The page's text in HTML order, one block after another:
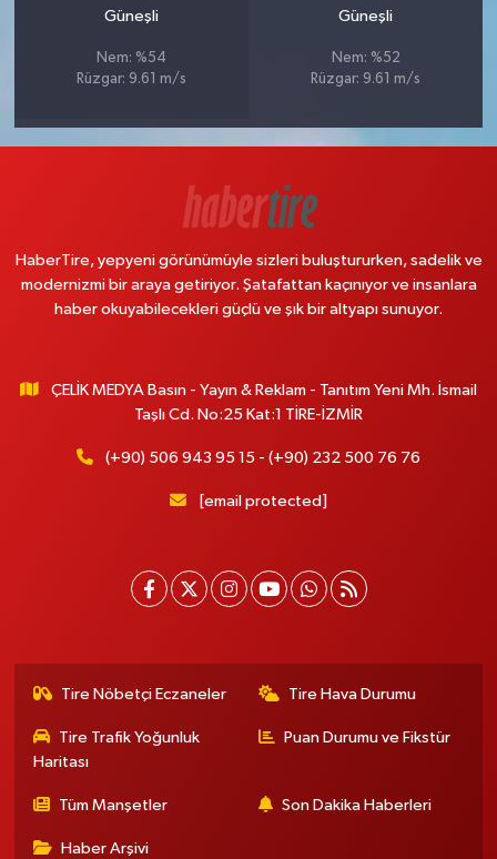
Güneşli
Nem: %54
Rüzgar: 9.61 m/s
Güneşli
Nem: %52
Rüzgar: 9.61 m/s
HaberTire, yepyeni görünümüyle sizleri buluştururken, sadelik ve
modernizmi bir araya getiriyor. Şatafattan kaçınıyor ve insanlara
haber okuyabilecekleri güçlü ve şık bir altyapı sunuyor.
ÇELİK MEDYA Basın - Yayın & Reklam - Tanıtım Yeni Mh. İsmail
Taşlı Cd. No:25 Kat:1 TİRE-İZMİR
(+90) 506 943 95 15 - (+90) 232 500 76 76
[email protected]
Tire Nöbetçi Eczaneler Tire Hava Durumu
Tire Trafik Yoğunluk
Haritası
Puan Durumu ve Fikstür
Tüm Manşetler Son Dakika Haberleri
Haber Arşivi